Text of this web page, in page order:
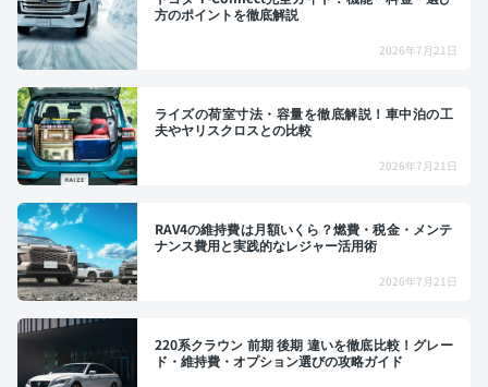
方のポイントを徹底解説
2026年7月21日
ライズの荷室寸法・容量を徹底解説！車中泊の工
夫やヤリスクロスとの比較
2026年7月21日
RAV4の維持費は月額いくら？燃費・税金・メンテ
ナンス費用と実践的なレジャー活用術
2026年7月21日
220系クラウン 前期 後期 違いを徹底比較！グレー
ド・維持費・オプション選びの攻略ガイド